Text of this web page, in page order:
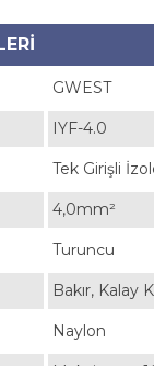
GWEST
IYF-4.0
Tek Girişli
4,0mm²
Turuncu
Bakır, Kalay
Naylon